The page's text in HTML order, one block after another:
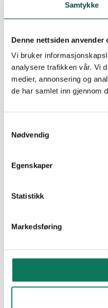
Samtykke
Denne nettsiden anvender
Vi bruker
analysere trafikken vår. Vi
medier, annonsering og
de har samlet inn gjennom
Nødvendig
Egenskaper
Statistikk
Markedsføring